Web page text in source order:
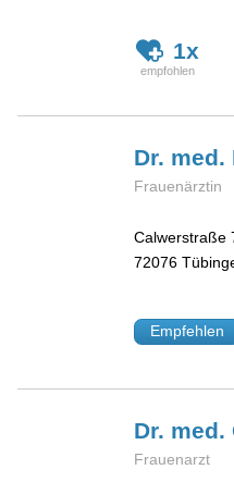
1x
Dr. med.
Frauenärztin
Calwerstraße
72076
Empfehlen
Dr.
Frauenarzt